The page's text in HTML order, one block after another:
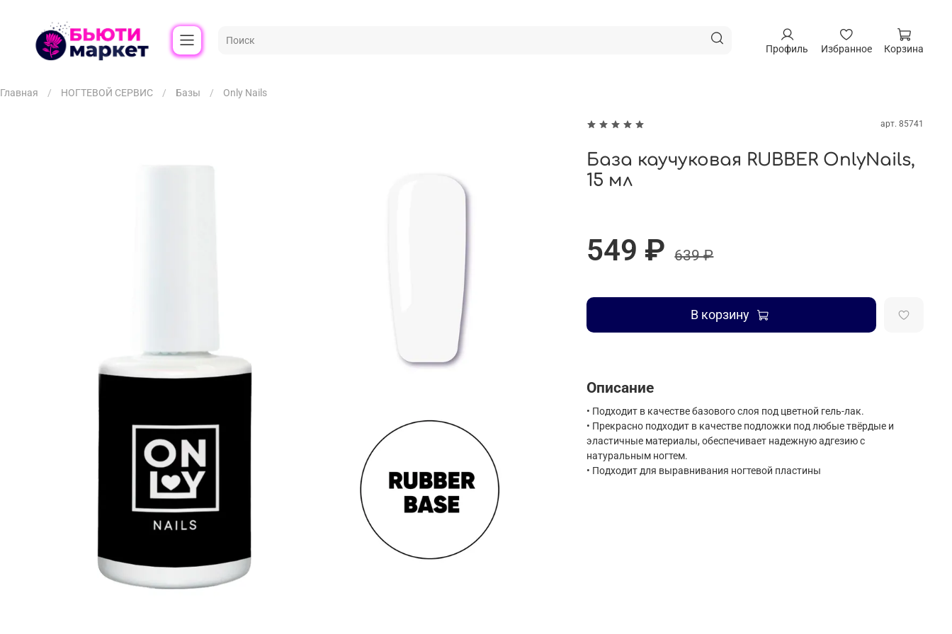
Профиль Избранное Корзина
Главная НОГТЕВОЙ СЕРВИС Базы Only Nails
арт. 85741
База каучуковая RUBBER OnlyNails,
15 мл
549 ₽ 639 ₽
В корзину
Описание
• Подходит в качестве базового слоя под цветной гель-лак.
• Прекрасно подходит в качестве подложки под любые твёрдые и
эластичные материалы, обеспечивает надежную адгезию с
натуральным ногтем.
• Подходит для выравнивания ногтевой пластины